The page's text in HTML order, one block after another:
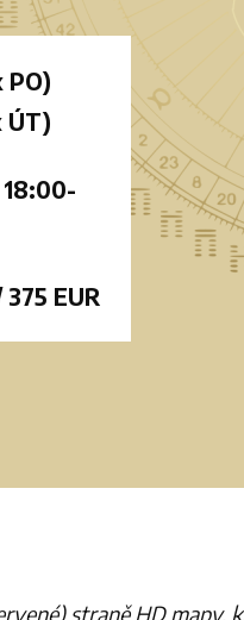
PO)
ÚT)
EUR
straně HD